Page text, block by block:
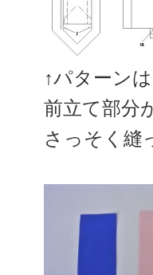
↑パターン
前立て部分
さっそく縫